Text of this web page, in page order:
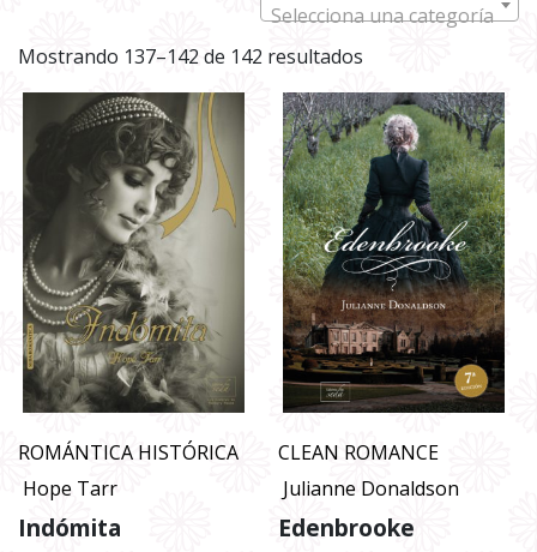
Selecciona una categoría
Mostrando 137–142 de 142 resultados
por
los
últimos
ROMÁNTICA HISTÓRICA
Hope Tarr
Indómita
CLEAN ROMANCE
Julianne Donaldson
Edenbrooke